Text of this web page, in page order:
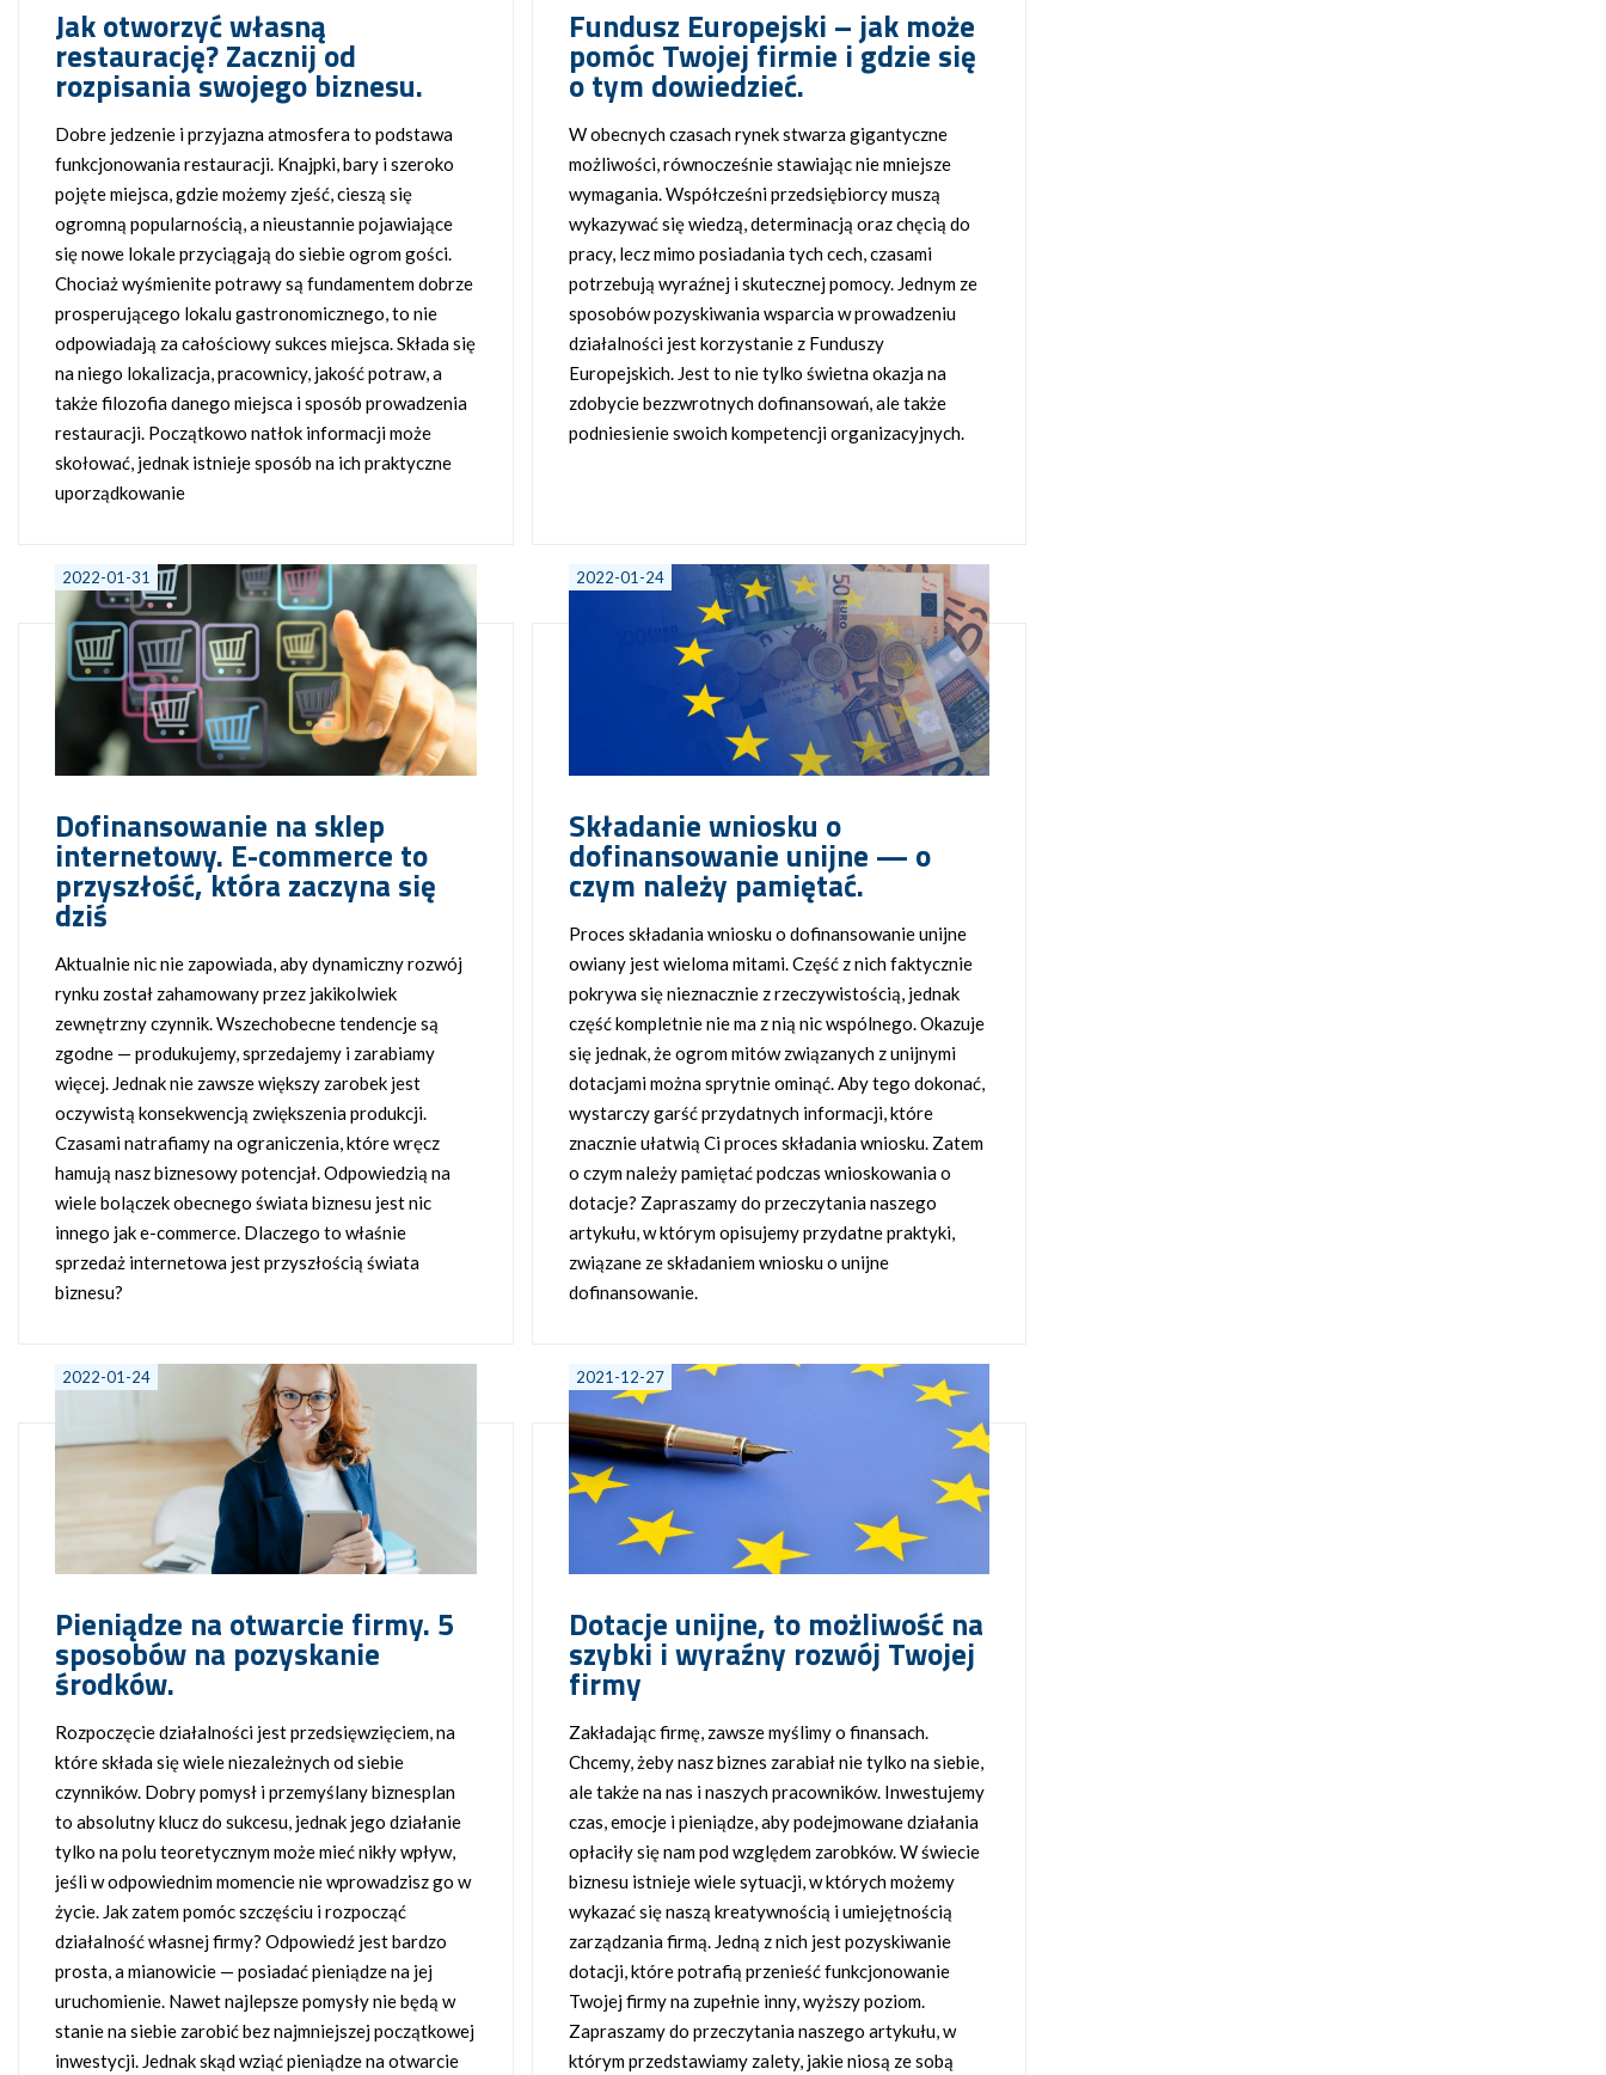
Jak otworzyć własną
restaurację? Zacznij od
rozpisania swojego biznesu.
Dobre jedzenie i przyjazna atmosfera to podstawa
funkcjonowania restauracji. Knajpki, bary i szeroko
pojęte miejsca, gdzie możemy zjeść, cieszą się
ogromną popularnością, a nieustannie pojawiające
się nowe lokale przyciągają do siebie ogrom gości.
Chociaż wyśmienite potrawy są fundamentem dobrze
prosperującego lokalu gastronomicznego, to nie
odpowiadają za całościowy sukces miejsca. Składa się
na niego lokalizacja, pracownicy, jakość potraw, a
także filozofia danego miejsca i sposób prowadzenia
restauracji. Początkowo natłok informacji może
skołować, jednak istnieje sposób na ich praktyczne
uporządkowanie
Fundusz Europejski – jak może
pomóc Twojej firmie i gdzie się
o tym dowiedzieć.
W obecnych czasach rynek stwarza gigantyczne
możliwości, równocześnie stawiając nie mniejsze
wymagania. Współcześni przedsiębiorcy muszą
wykazywać się wiedzą, determinacją oraz chęcią do
pracy, lecz mimo posiadania tych cech, czasami
potrzebują wyraźnej i skutecznej pomocy. Jednym ze
sposobów pozyskiwania wsparcia w prowadzeniu
działalności jest korzystanie z Funduszy
Europejskich. Jest to nie tylko świetna okazja na
zdobycie bezzwrotnych dofinansowań, ale także
podniesienie swoich kompetencji organizacyjnych.
2022-01-31
Dofinansowanie na sklep
internetowy. E-commerce to
przyszłość, która zaczyna się
dziś
Aktualnie nic nie zapowiada, aby dynamiczny rozwój
rynku został zahamowany przez jakikolwiek
zewnętrzny czynnik. Wszechobecne tendencje są
zgodne — produkujemy, sprzedajemy i zarabiamy
więcej. Jednak nie zawsze większy zarobek jest
oczywistą konsekwencją zwiększenia produkcji.
Czasami natrafiamy na ograniczenia, które wręcz
hamują nasz biznesowy potencjał. Odpowiedzią na
wiele bolączek obecnego świata biznesu jest nic
innego jak e-commerce. Dlaczego to właśnie
sprzedaż internetowa jest przyszłością świata
biznesu?
2022-01-24
Składanie wniosku o
dofinansowanie unijne — o
czym należy pamiętać.
Proces składania wniosku o dofinansowanie unijne
owiany jest wieloma mitami. Część z nich faktycznie
pokrywa się nieznacznie z rzeczywistością, jednak
część kompletnie nie ma z nią nic wspólnego. Okazuje
się jednak, że ogrom mitów związanych z unijnymi
dotacjami można sprytnie ominąć. Aby tego dokonać,
wystarczy garść przydatnych informacji, które
znacznie ułatwią Ci proces składania wniosku. Zatem
o czym należy pamiętać podczas wnioskowania o
dotacje? Zapraszamy do przeczytania naszego
artykułu, w którym opisujemy przydatne praktyki,
związane ze składaniem wniosku o unijne
dofinansowanie.
2022-01-24
Pieniądze na otwarcie firmy. 5
sposobów na pozyskanie
środków.
Rozpoczęcie działalności jest przedsięwzięciem, na
które składa się wiele niezależnych od siebie
czynników. Dobry pomysł i przemyślany biznesplan
to absolutny klucz do sukcesu, jednak jego działanie
tylko na polu teoretycznym może mieć nikły wpływ,
jeśli w odpowiednim momencie nie wprowadzisz go w
życie. Jak zatem pomóc szczęściu i rozpocząć
działalność własnej firmy? Odpowiedź jest bardzo
prosta, a mianowicie — posiadać pieniądze na jej
uruchomienie. Nawet najlepsze pomysły nie będą w
stanie na siebie zarobić bez najmniejszej początkowej
inwestycji. Jednak skąd wziąć pieniądze na otwarcie
2021-12-27
Dotacje unijne, to możliwość na
szybki i wyraźny rozwój Twojej
firmy
Zakładając firmę, zawsze myślimy o finansach.
Chcemy, żeby nasz biznes zarabiał nie tylko na siebie,
ale także na nas i naszych pracowników. Inwestujemy
czas, emocje i pieniądze, aby podejmowane działania
opłaciły się nam pod względem zarobków. W świecie
biznesu istnieje wiele sytuacji, w których możemy
wykazać się naszą kreatywnością i umiejętnością
zarządzania firmą. Jedną z nich jest pozyskiwanie
dotacji, które potrafią przenieść funkcjonowanie
Twojej firmy na zupełnie inny, wyższy poziom.
Zapraszamy do przeczytania naszego artykułu, w
którym przedstawiamy zalety, jakie niosą ze sobą